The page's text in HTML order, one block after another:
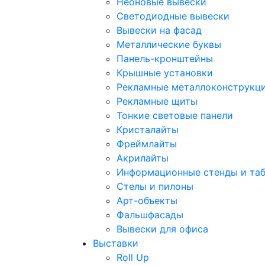
Светодиодные вывески
Вывески на фасад
Металлические буквы
Панель-кронштейны
Крышные установки
Рекламные
Рекламные щиты
Тонкие световые панели
Кристалайты
Фреймлайты
Акрилайты
Информационные стенды и
Стелы и пилоны
Арт-объекты
Фальшфасады
Вывески для офиса
Выставки
Roll Up